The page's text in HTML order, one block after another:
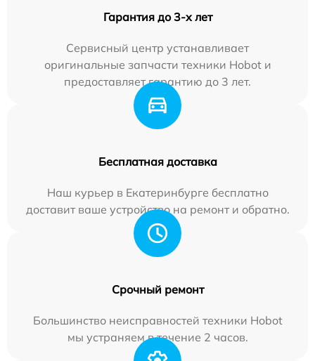
Гарантия до 3-х лет
Сервисный центр устанавливает
оригинальные запчасти техники Hobot и
предоставляет гарантию до 3 лет.
Бесплатная доставка
Наш курьер в Екатеринбурге бесплатно
доставит ваше устройство на ремонт и обратно.
Срочный ремонт
Большинство неисправностей техники Hobot
мы устраняем в течение 2 часов.